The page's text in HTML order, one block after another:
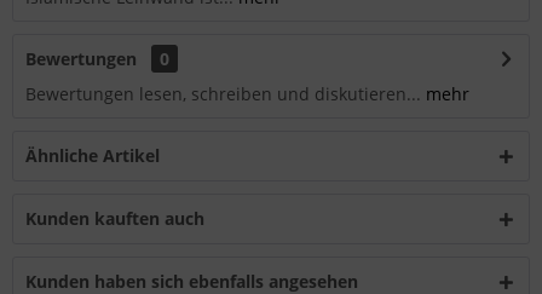
Bewertungen
0
Bewertungen lesen, schreiben und diskutieren... mehr
Ähnliche Artikel
Kunden kauften auch
Kunden haben sich ebenfalls angesehen